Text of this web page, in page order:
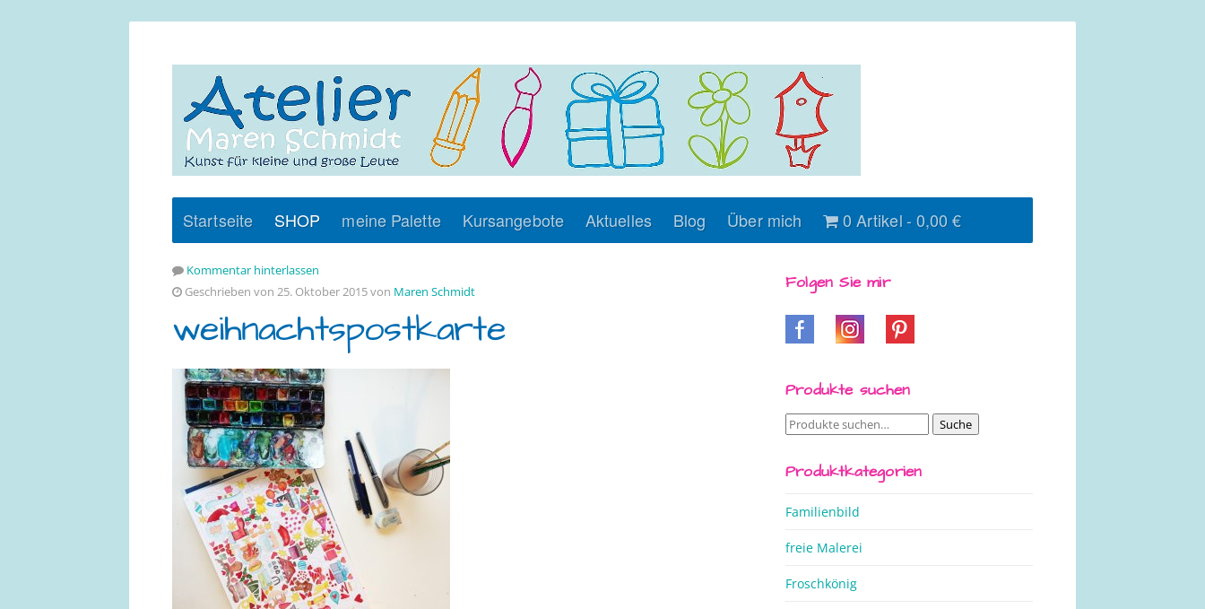
Startseite SHOP meine Palette Kursangebote Aktuelles Blog Über mich 0 Artikel 0,00 €
Kommentar hinterlassen
Geschrieben von 25. Oktober 2015 von Maren Schmidt
weihnachtspostkarte
Folgen Sie mir
Produkte suchen
Suche
Suche
Produktkategorien
Familienbild
freie Malerei
Froschkönig